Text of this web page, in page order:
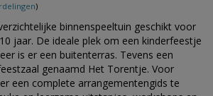
)
binnenspeeltuin geschikt voor
jaar. De ideale plek om een kinderfeestje
is er een buitenterras. Tevens een
genaamd Het Torentje. Voor
een complete arrangementengids te